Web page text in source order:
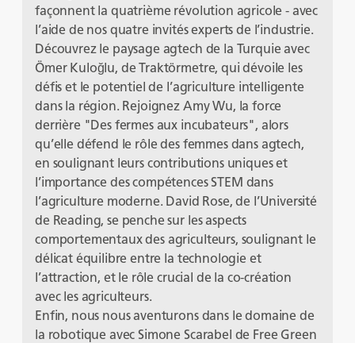
façonnent la quatrième révolution agricole - avec
l’aide de nos quatre invités experts de l’industrie.
Découvrez le paysage agtech de la Turquie avec
Ömer Kuloğlu, de Traktörmetre, qui dévoile les
défis et le potentiel de l’agriculture intelligente
dans la région. Rejoignez Amy Wu, la force
derrière "Des fermes aux incubateurs", alors
qu’elle défend le rôle des femmes dans agtech,
en soulignant leurs contributions uniques et
l’importance des compétences STEM dans
l’agriculture moderne. David Rose, de l’Université
de Reading, se penche sur les aspects
comportementaux des agriculteurs, soulignant le
délicat équilibre entre la technologie et
l’attraction, et le rôle crucial de la co-création
avec les agriculteurs.
Enfin, nous nous aventurons dans le domaine de
la robotique avec Simone Scarabel de Free Green